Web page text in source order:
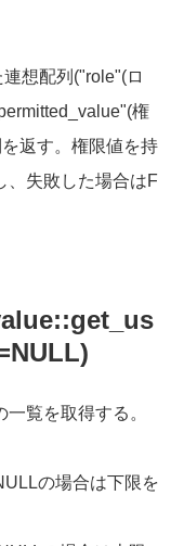
想配列("role"(ロ
権
返す。権限値を持
、失敗した場合はF
覧を取得する。
の場合は下限を